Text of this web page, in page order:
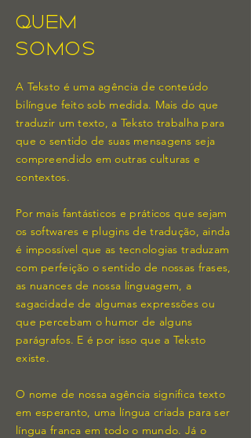
A Teksto é uma agência de conteúdo
bilíngue feito sob medida. Mais do que
traduzir um texto, a Teksto trabalha para
que o sentido de suas mensagens seja
compreendido em outras culturas e
contextos.
Por mais fantásticos e práticos que sejam
os softwares e plugins de tradução, ainda
é impossível que as tecnologias traduzam
com perfeição o sentido de nossas frases,
as nuances de nossa linguagem, a
sagacidade de algumas expressões ou
que percebam o humor de alguns
parágrafos. E é por isso que a Teksto
existe.
O nome de nossa agência significa texto
em esperanto, uma língua criada para ser
língua franca em todo o mundo. Já o
Quem
somos